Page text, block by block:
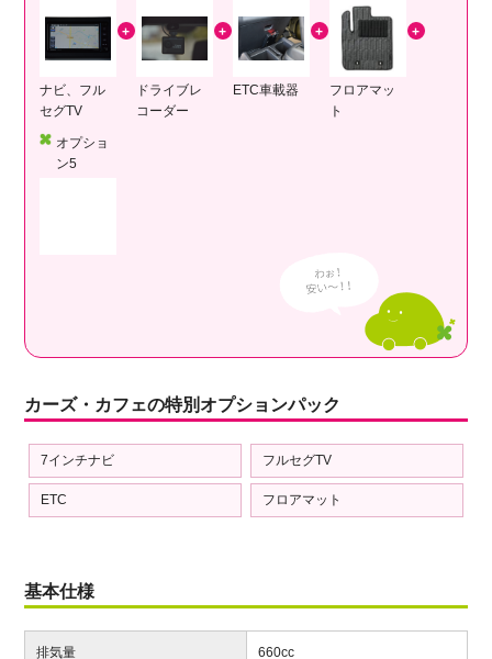
ナビ、フル
セグTV
ドライブレ
コーダー
ETC車載器
フロアマッ
ト
オプショ
ン5
カーズ・カフェの特別オプションパック
7インチナビ フルセグTV
ETC フロアマット
基本仕様
排気量 660cc